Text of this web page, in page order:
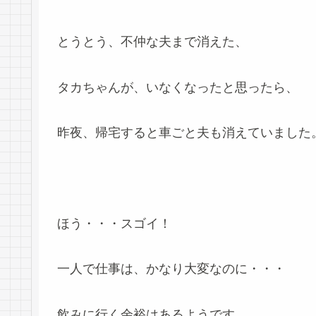
とうとう、不仲な夫まで消えた、
タカちゃんが、いなくなったと思ったら、
昨夜、帰宅すると車ごと夫も消えていました
ほう・・・スゴイ！
一人で仕事は、かなり大変なのに・・・